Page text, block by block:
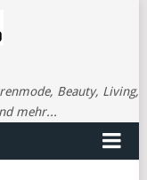
Beauty, Living,
mehr...